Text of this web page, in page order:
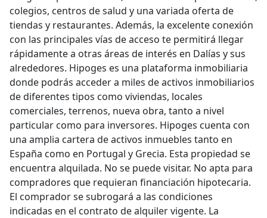
colegios, centros de salud y una variada oferta de
tiendas y restaurantes. Además, la excelente conexión
con las principales vías de acceso te permitirá llegar
rápidamente a otras áreas de interés en Dalías y sus
alrededores. Hipoges es una plataforma inmobiliaria
donde podrás acceder a miles de activos inmobiliarios
de diferentes tipos como viviendas, locales
comerciales, terrenos, nueva obra, tanto a nivel
particular como para inversores. Hipoges cuenta con
una amplia cartera de activos inmuebles tanto en
España como en Portugal y Grecia. Esta propiedad se
encuentra alquilada. No se puede visitar. No apta para
compradores que requieran financiación hipotecaria.
El comprador se subrogará a las condiciones
indicadas en el contrato de alquiler vigente. La